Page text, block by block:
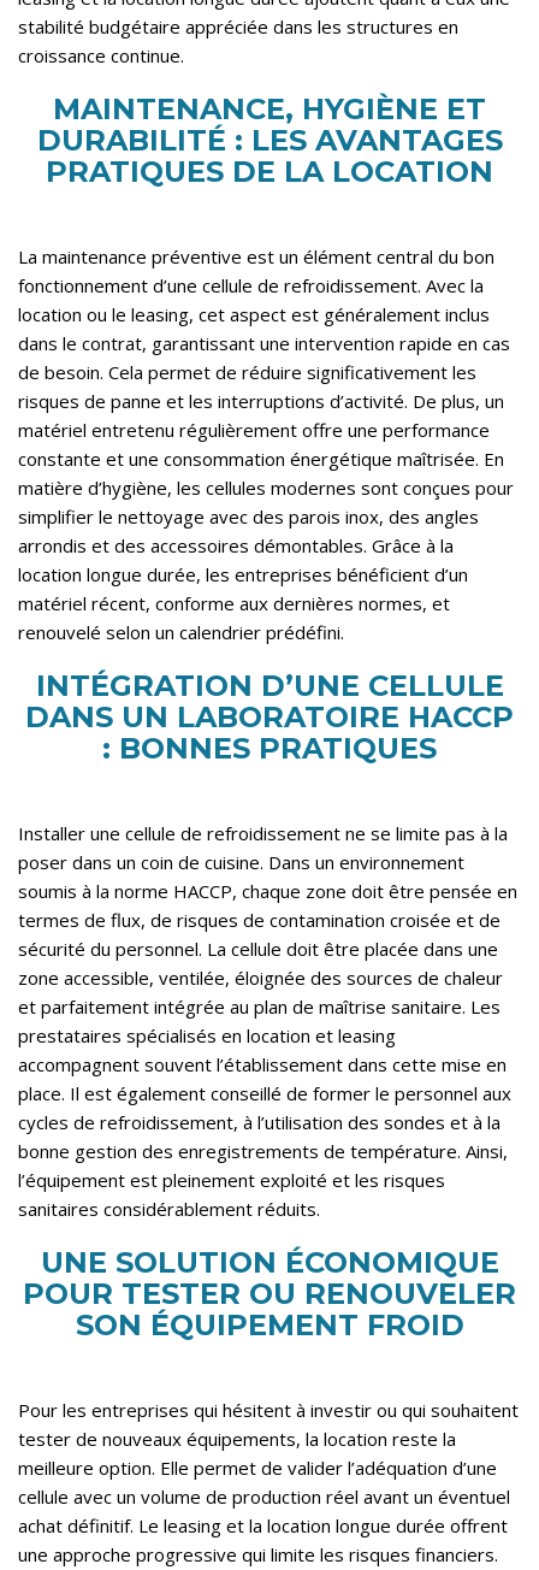
stabilité budgétaire appréciée dans les structures en
croissance continue.
MAINTENANCE, HYGIÈNE ET
DURABILITÉ : LES AVANTAGES
PRATIQUES DE LA LOCATION
La maintenance préventive est un élément central du bon
fonctionnement d’une cellule de refroidissement. Avec la
location ou le leasing, cet aspect est généralement inclus
dans le contrat, garantissant une intervention rapide en cas
de besoin. Cela permet de réduire significativement les
risques de panne et les interruptions d’activité. De plus, un
matériel entretenu régulièrement offre une performance
constante et une consommation énergétique maîtrisée. En
matière d’hygiène, les cellules modernes sont conçues pour
simplifier le nettoyage avec des parois inox, des angles
arrondis et des accessoires démontables. Grâce à la
location longue durée, les entreprises bénéficient d’un
matériel récent, conforme aux dernières normes, et
renouvelé selon un calendrier prédéfini.
INTÉGRATION D’UNE CELLULE
DANS UN LABORATOIRE HACCP
: BONNES PRATIQUES
Installer une cellule de refroidissement ne se limite pas à la
poser dans un coin de cuisine. Dans un environnement
soumis à la norme HACCP, chaque zone doit être pensée en
termes de flux, de risques de contamination croisée et de
sécurité du personnel. La cellule doit être placée dans une
zone accessible, ventilée, éloignée des sources de chaleur
et parfaitement intégrée au plan de maîtrise sanitaire. Les
prestataires spécialisés en location et leasing
accompagnent souvent l’établissement dans cette mise en
place. Il est également conseillé de former le personnel aux
cycles de refroidissement, à l’utilisation des sondes et à la
bonne gestion des enregistrements de température. Ainsi,
l’équipement est pleinement exploité et les risques
sanitaires considérablement réduits.
UNE SOLUTION ÉCONOMIQUE
POUR TESTER OU RENOUVELER
SON ÉQUIPEMENT FROID
Pour les entreprises qui hésitent à investir ou qui souhaitent
tester de nouveaux équipements, la location reste la
meilleure option. Elle permet de valider l’adéquation d’une
cellule avec un volume de production réel avant un éventuel
achat définitif. Le leasing et la location longue durée offrent
une approche progressive qui limite les risques financiers.